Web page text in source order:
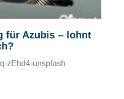
für Azubis – lohnt
zEhd4-unsplash